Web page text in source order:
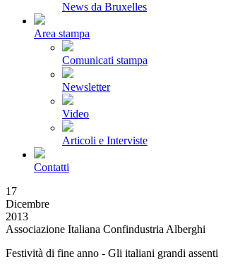
News da Bruxelles
Area stampa
Comunicati stampa
Newsletter
Video
Articoli e Interviste
Contatti
17
Dicembre
2013
Associazione Italiana Confindustria Alberghi
Festività di fine anno - Gli italiani grandi assenti